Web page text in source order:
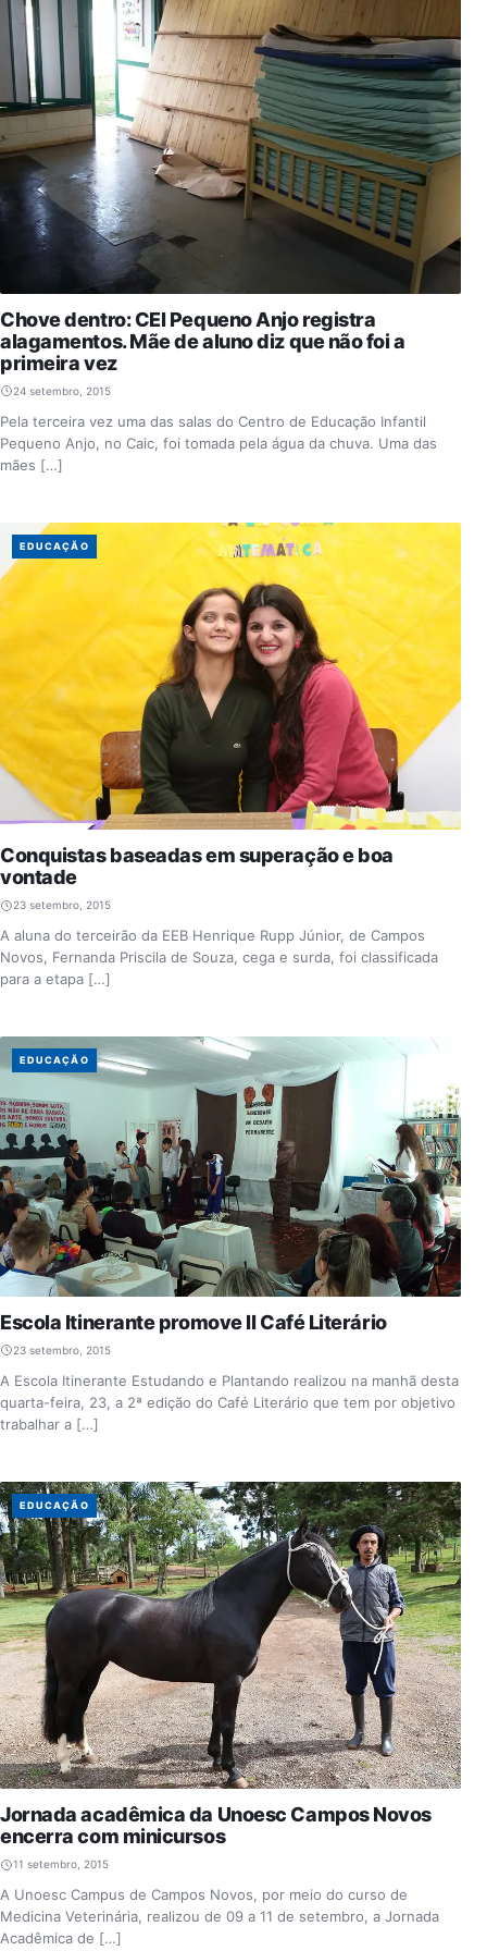
Chove dentro: CEI Pequeno Anjo registra
alagamentos. Mãe de aluno diz que não foi a
primeira vez
24 setembro, 2015
Pela terceira vez uma das salas do Centro de Educação Infantil
Pequeno Anjo, no Caic, foi tomada pela água da chuva. Uma das
mães […]
EDUCAÇÃO
Conquistas baseadas em superação e boa
vontade
23 setembro, 2015
A aluna do terceirão da EEB Henrique Rupp Júnior, de Campos
Novos, Fernanda Priscila de Souza, cega e surda, foi classificada
para a etapa […]
EDUCAÇÃO
Escola Itinerante promove II Café Literário
23 setembro, 2015
A Escola Itinerante Estudando e Plantando realizou na manhã desta
quarta-feira, 23, a 2ª edição do Café Literário que tem por objetivo
trabalhar a […]
EDUCAÇÃO
Jornada acadêmica da Unoesc Campos Novos
encerra com minicursos
11 setembro, 2015
A Unoesc Campus de Campos Novos, por meio do curso de
Medicina Veterinária, realizou de 09 a 11 de setembro, a Jornada
Acadêmica de […]